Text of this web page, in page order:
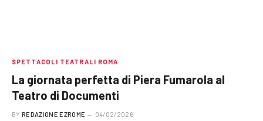
SPETTACOLI TEATRALI ROMA
La giornata perfetta di Piera Fumarola al
Teatro di Documenti
BY REDAZIONE EZROME 04/02/2026